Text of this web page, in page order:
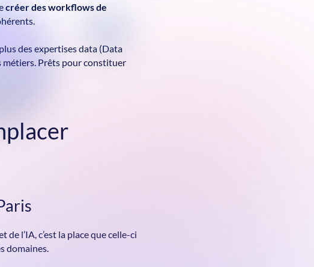
créer des workflows de
des expertises data (Data
métiers. Prêts pour constituer
l’IA, c’est la place que celle-ci
domaines.